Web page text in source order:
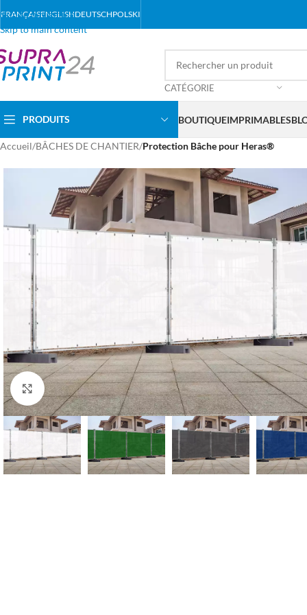
Skip to navigation
Skip to main content
FRANÇAISENGLISHDEUTSCHPOLSKI
CATÉGORIE
PRODUITS BOUTIQUEIMPRIMABLES
Accueil/BÂCHES DE CHANTIER/Protection Bâche pour Heras®
Click to enlarge